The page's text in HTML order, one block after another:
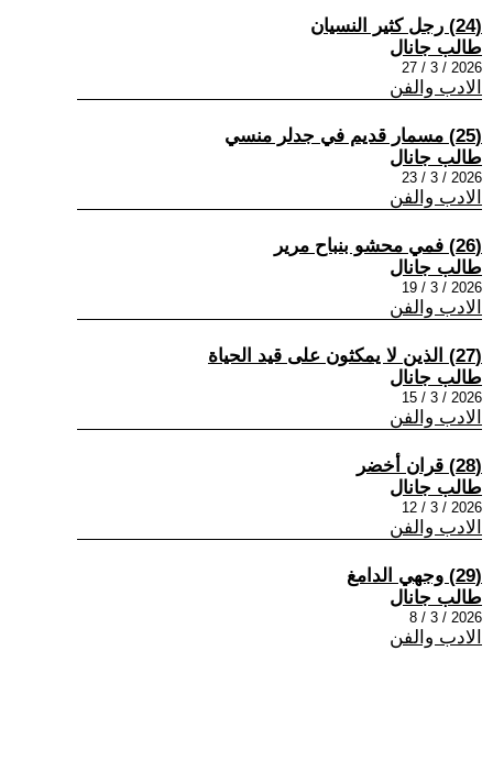
(24) رجل كثير النسيان
طالب جانال
2026 / 3 / 27
الادب والفن
(25) مسمار قديم في جدلر منسي
طالب جانال
2026 / 3 / 23
الادب والفن
(26) فمي محشو بنباح مرير
طالب جانال
2026 / 3 / 19
الادب والفن
(27) الذين لا يمكثون على قيد الحياة
طالب جانال
2026 / 3 / 15
الادب والفن
(28) قران أخضر
طالب جانال
2026 / 3 / 12
الادب والفن
(29) وجهي الدامغ
طالب جانال
2026 / 3 / 8
الادب والفن